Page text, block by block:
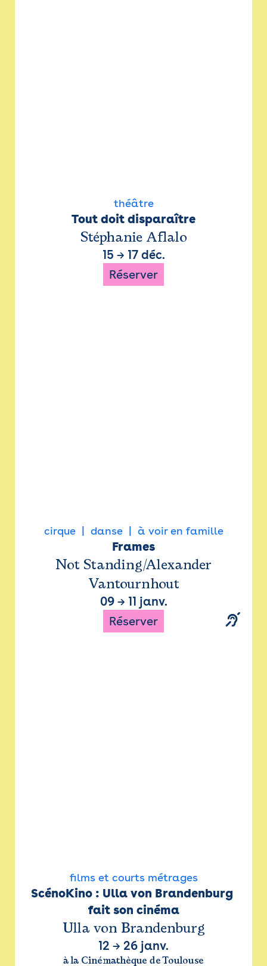
théâtre
Tout doit disparaître
Stéphanie Aflalo
15 → 17 déc.
Réserver
cirque danse à voir en famille
Frames
Not Standing/Alexander
Vantournhout
09→ 11 janv.
Réserver
films et courts métrages
ScénoKino : Ulla von Brandenburg
fait son cinéma
Ulla von Brandenburg
12 → 26 janv.
à la Cinémathèque de Toulouse